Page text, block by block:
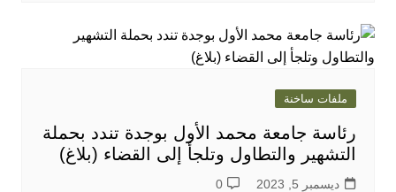
ملفات ساخنة
رئاسة جامعة محمد الأول بوجدة تندد بحملة
التشهير والتطاول وتلجأ إلى القضاء (بلاغ)
ديسمبر 5, 2023 0